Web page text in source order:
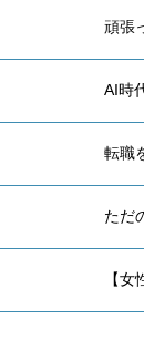
頑張
AI時
転職
ただ
【